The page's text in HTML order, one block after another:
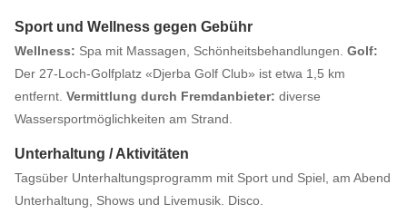
Sport und Wellness gegen Gebühr
Wellness: Spa mit Massagen, Schönheitsbehandlungen. Golf:
Der 27-Loch-Golfplatz «Djerba Golf Club» ist etwa 1,5 km
entfernt. Vermittlung durch Fremdanbieter: diverse
Wassersportmöglichkeiten am Strand.
Unterhaltung / Aktivitäten
Tagsüber Unterhaltungsprogramm mit Sport und Spiel, am Abend
Unterhaltung, Shows und Livemusik. Disco.